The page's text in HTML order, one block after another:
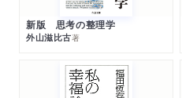
新版 思考の整理学
外山滋比古著